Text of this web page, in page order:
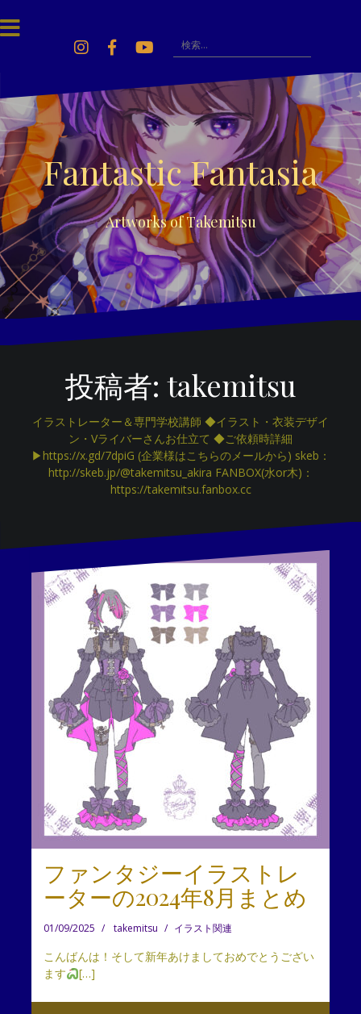
to
content
InstagramFacebookYoutube
検
索:
Fantastic Fantasia
Artworks of Takemitsu
投稿者: takemitsu
イラストレーター＆専門学校講師 ◆イラスト・衣装デザイ
ン・Vライバーさんお仕立て ◆ご依頼時詳細
▶https://x.gd/7dpiG (企業様はこちらのメールから) skeb：
http://skeb.jp/@takemitsu_akira FANBOX(水or木)：
https://takemitsu.fanbox.cc
ファンタジーイラストレ
ーターの2024年8月まとめ
01/09/2025 takemitsu イラスト関連
こんばんは！そして新年あけましておめでとうござい
ます
[…]